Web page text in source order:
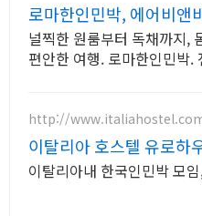
로마한인민박, 에어비앤
목 숙소에서의 하루
널찍한 원룸부터 독채까지,
편안한 여행. 로마한인민박.
http://
이탈리아 호스텔 유로하
이탈리아내 한국인민박 모